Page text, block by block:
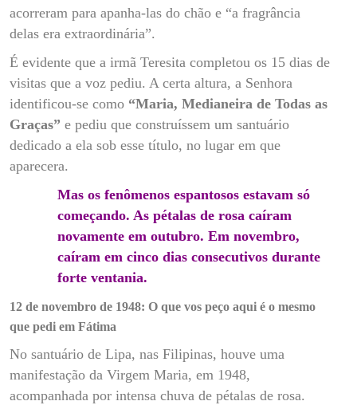
acorreram para apanha-las do chão e “a fragrância
delas era extraordinária”.
É evidente que a irmã Teresita completou os 15 dias de
visitas que a voz pediu. A certa altura, a Senhora
identificou-se como “Maria, Medianeira de Todas as
Graças” e pediu que construíssem um santuário
dedicado a ela sob esse título, no lugar em que
aparecera.
Mas os fenômenos espantosos estavam só
começando. As pétalas de rosa caíram
novamente em outubro. Em novembro,
caíram em cinco dias consecutivos durante
forte ventania.
12 de novembro de 1948: O que vos peço aqui é o mesmo
que pedi em Fátima
No santuário de Lipa, nas Filipinas, houve uma
manifestação da Virgem Maria, em 1948,
acompanhada por intensa chuva de pétalas de rosa.